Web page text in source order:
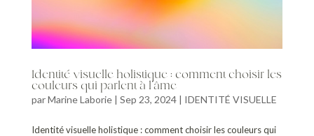
Identité visuelle holistique : comment choisir les
couleurs qui parlent à l’âme
parMarine Laborie| Sep 23, 2024| IDENTITÉ VISUELLE
Identité visuelle holistique : comment choisir les couleurs qui